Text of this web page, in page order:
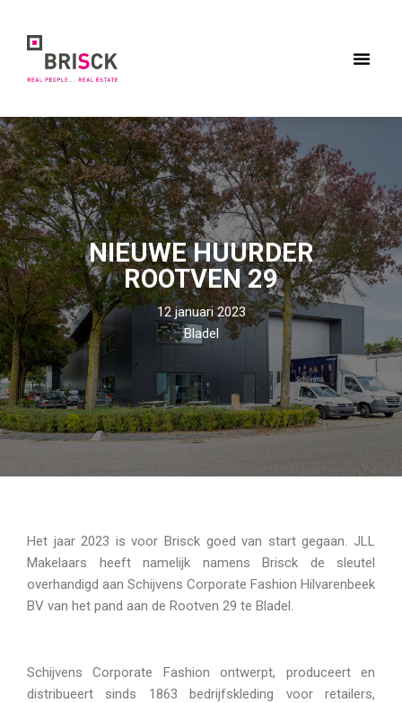
Meteen
NIEUWE HUURDER
ROOTVEN 29
12 januari 2023
Bladel
Het jaar 2023 is voor Brisck goed van start gegaan. JLL
Makelaars heeft namelijk namens Brisck de sleutel
overhandigd aan Schijvens Corporate Fashion Hilvarenbeek
BV van het pand aan de Rootven 29 te Bladel.
Schijvens Corporate Fashion ontwerpt, produceert en
distribueert sinds 1863 bedrijfskleding voor retailers,